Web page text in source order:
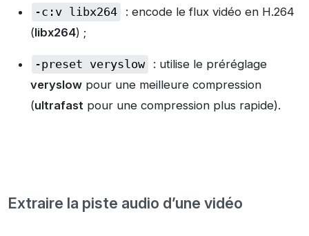
-c:v libx264
: encode le flux vidéo en H.264
(libx264) ;
-preset veryslow
: utilise le préréglage
veryslow pour une meilleure compression
(ultrafast pour une compression plus rapide).
Extraire la piste audio d’une vidéo